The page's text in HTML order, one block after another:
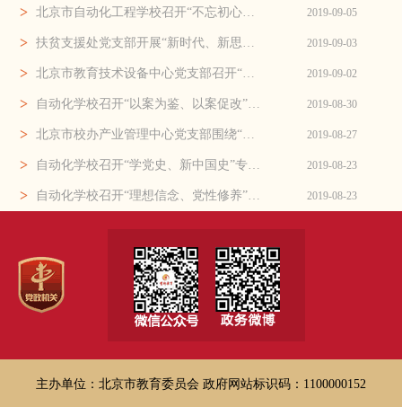
> 北京市自动化工程学校召开“不忘初心、牢记使命”专题民主生活会 2019-09-05
> 扶贫支援处党支部开展“新时代、新思想、新征程”集中学习研讨活动 2019-09-03
> 北京市教育技术设备中心党支部召开“不忘初心、牢记使命”主题教育领导班子检视问题剖析会 2019-09-02
> 自动化学校召开“以案为鉴、以案促改”警示教育大会 2019-08-30
> 北京市校办产业管理中心党支部围绕“理想信念、党性修养”专题开展集中学习研讨 2019-08-27
> 自动化学校召开“学党史、新中国史”专题交流会 2019-08-23
> 自动化学校召开“理想信念、党性修养”专题研讨交流会 2019-08-23
主办单位：北京市教育委员会 政府网站标识码：1100000152